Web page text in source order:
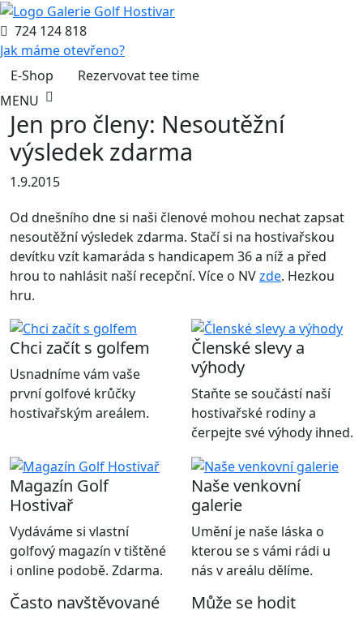
724 124 818
Jak máme otevřeno?
E-Shop
Rezervovat tee time
MENU
Jen pro členy: Nesoutěžní
výsledek zdarma
1.9.2015
Od dnešního dne si naši členové mohou nechat zapsat
nesoutěžní výsledek zdarma. Stačí si na hostivařskou
devítku vzít kamaráda s handicapem 36 a níž a před
hrou to nahlásit naší recepční. Více o NVzde. Hezkou
hru.
Chci začít s golfem
Usnadníme vám vaše
první golfové krůčky
hostivařským areálem.
Členské slevy a
výhody
Staňte se součástí naší
hostivařské rodiny a
čerpejte své výhody ihned.
Magazín Golf
Hostivař
Vydáváme si vlastní
golfový magazín v tištěné
i online podobě. Zdarma.
Naše venkovní
galerie
Umění je naše láska o
kterou se s vámi rádi u
nás v areálu dělíme.
Často navštěvované Může se hodit